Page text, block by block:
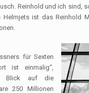
Reinhold und ich sind,
ist das Reinhold
für Sexten
ist einmalig“,
Blick auf die
250 Millionen